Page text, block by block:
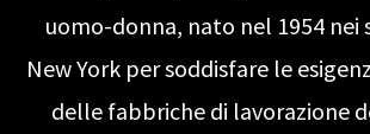
uomo-donna, nato nel 1954 nei
New York per soddisfare le
delle fabbriche di lavorazione